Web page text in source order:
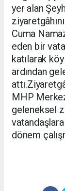
yer alan
Cuma
eden bir
katılarak
ardından
MHP
geleneksel
dönem